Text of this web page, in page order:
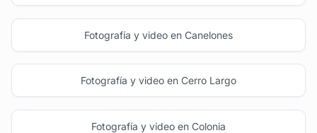
Fotografía y video en Canelones
Fotografía y video en Cerro Largo
Fotografía y video en Colonia